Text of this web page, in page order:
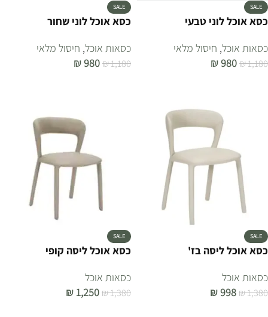
SALE
כסא אוכל לוני טבעי
כסאות אוכל, חיסול מלאי
₪1,180
₪980
SALE
כסא אוכל לוני שחור
כסאות אוכל, חיסול מלאי
₪1,180
₪980
SALE
כסא אוכל ליסה בז'
כסאות אוכל
₪1,380
₪998
SALE
כסא אוכל ליסה קופי
כסאות אוכל
₪1,380
₪ 1,250